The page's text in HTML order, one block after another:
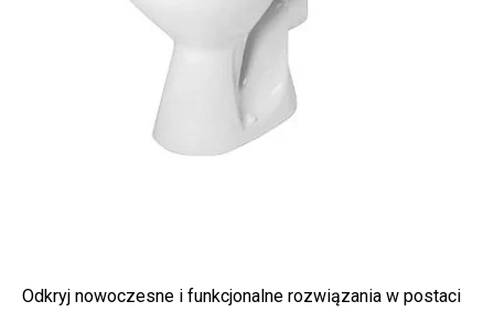
Odkryj nowoczesne i funkcjonalne rozwiązania w postaci